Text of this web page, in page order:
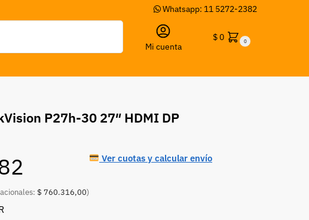
Whatsapp: 11 5272-2382
Mi cuenta
$0 0
P27h-30 27″ HDMI DP
$ 760.316,00)
Ver cuotas y calcular envío